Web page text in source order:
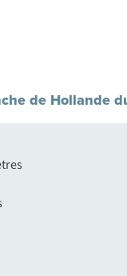
de Hollande